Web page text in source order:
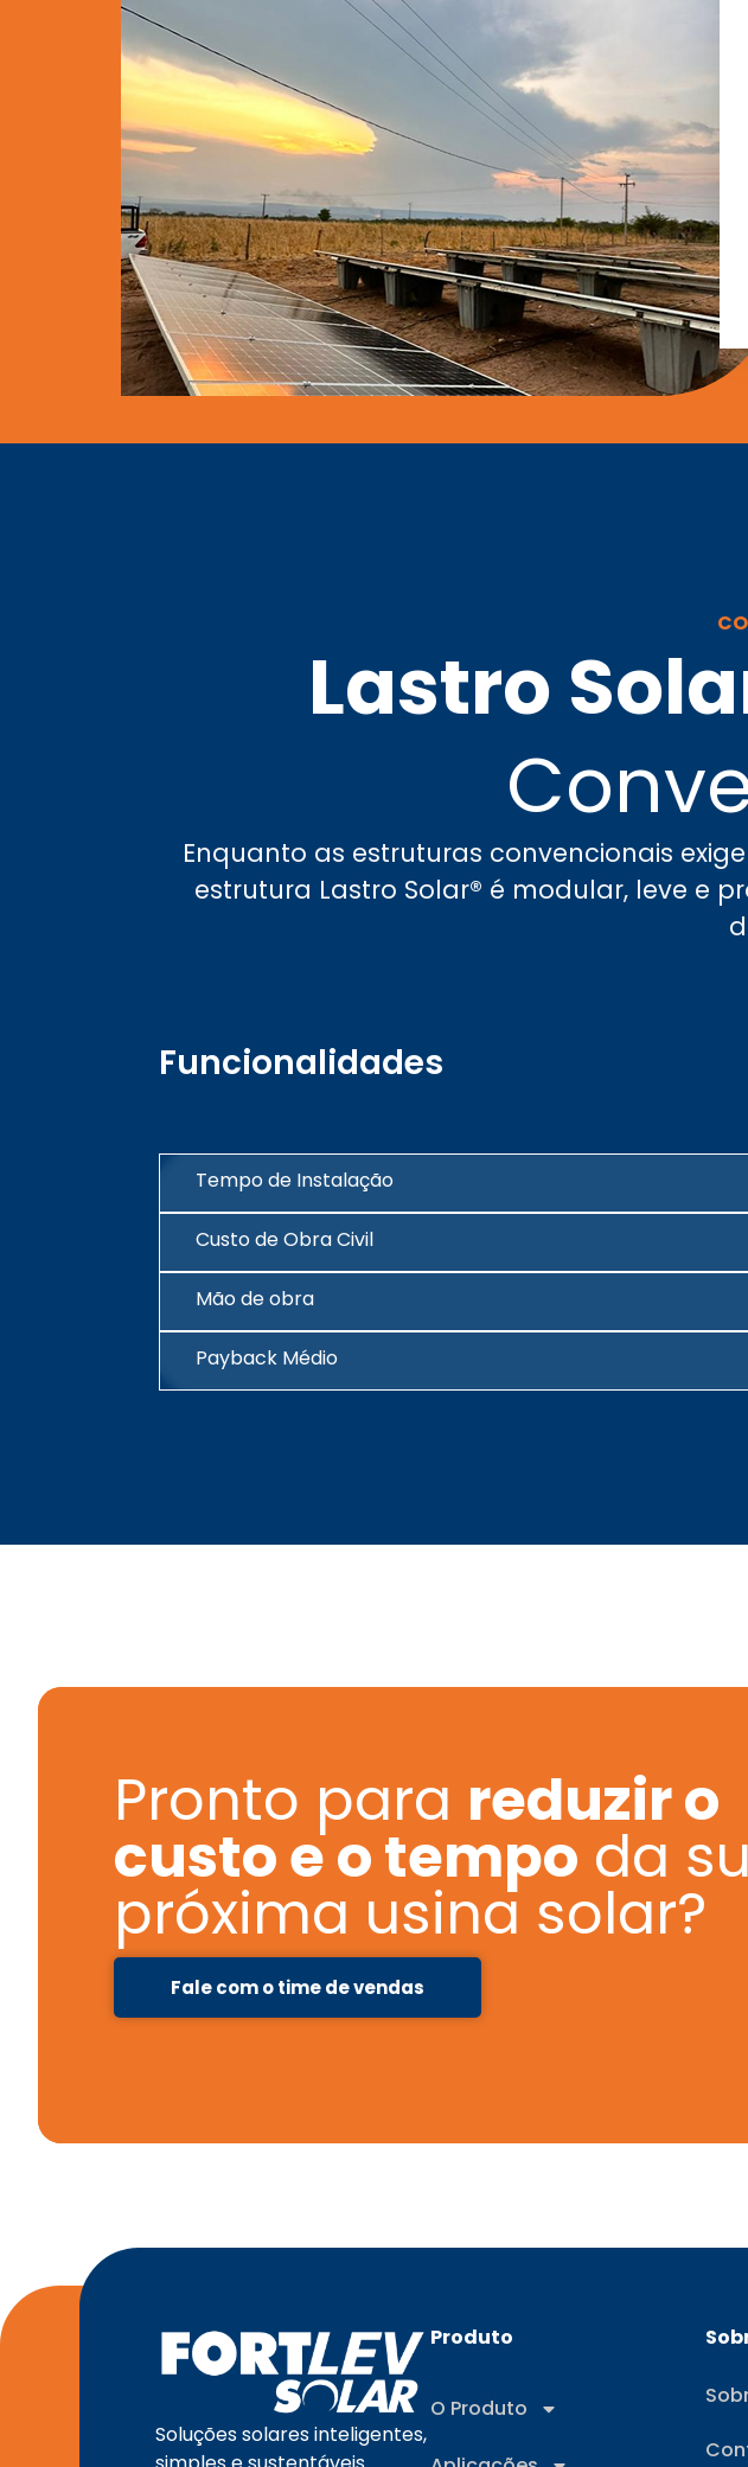
Lastro
Enquanto as estruturas convencionais
estrutura Lastro Solar® é modular, leve e
Funcionalidades
Tempo de Instalação
Custo de Obra Civil
Mão de obra
Payback Médio
Pronto para reduzir o
custo e o tempo da
próxima usina solar?
Fale com o time de vendas
Soluções solares inteligentes,
Produto
O Produto